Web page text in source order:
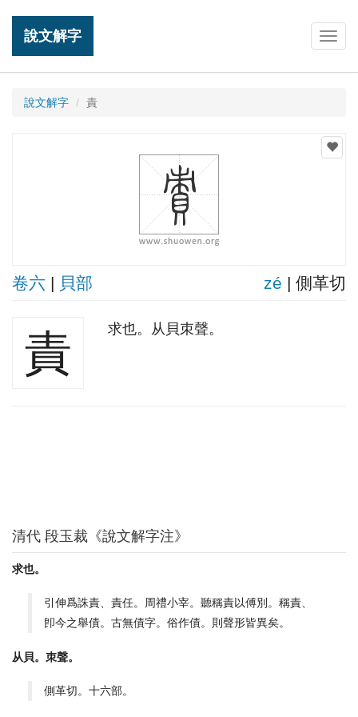
說文解字
說文解字 責
卷六 | 貝部 zé | 側革切
責 求也。从貝朿聲。
清代 段玉裁《說文解字注》
求也。
引伸爲誅責、責任。周禮小宰。聽稱責以傅別。稱責、
卽今之舉債。古無債字。俗作債。則聲形皆異矣。
从貝。朿聲。
側革切。十六部。